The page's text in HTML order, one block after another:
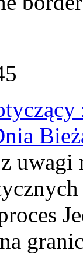
uwagi